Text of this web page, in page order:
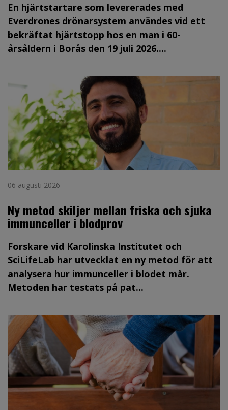
En hjärtstartare som levererades med
Everdrones drönarsystem användes vid ett
bekräftat hjärtstopp hos en man i 60-
årsåldern i Borås den 19 juli 2026....
06 augusti 2026
Ny metod skiljer mellan friska och sjuka
immunceller i blodprov
Forskare vid Karolinska Institutet och
SciLifeLab har utvecklat en ny metod för att
analysera hur immunceller i blodet mår.
Metoden har testats på pat...